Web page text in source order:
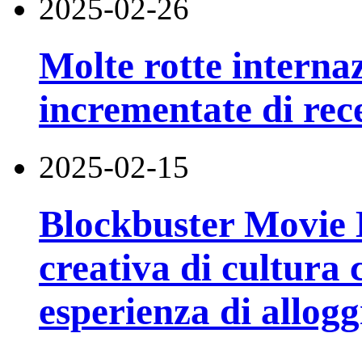
2025-02-26
Molte rotte
incrementate di
2025-02-15
Blockbuster Movie
creativa di cultura
esperienza di